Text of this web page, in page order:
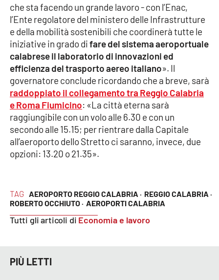
EDIZIONI
LOCALI
Catanzaro
Crotone
Vibo Valentia
Reggio Calabria
PROGETTI
SPECIALI
TAG AEROPORTO REGGIO CALABRIA · REGGIO CALABRIA ·
ROBERTO OCCHIUTO · AEROPORTI CALABRIA
Tutti gli articoli di Economia e lavoro
che sta facendo un grande lavoro - con l’Enac,
l’Ente regolatore del ministero delle Infrastrutture
e della mobilità sostenibili che coordinerà tutte le
iniziative in grado difare del sistema aeroportuale
calabrese il laboratorio di innovazioni ed
efficienza del trasporto aereo italiano». Il
governatore conclude ricordando che a breve, sarà
raddoppiato il collegamento tra Reggio Calabria
e Roma Fiumicino: «La città eterna sarà
raggiungibile con un volo alle 6.30 e con un
secondo alle 15.15; per rientrare dalla Capitale
all’aeroporto dello Stretto ci saranno, invece, due
opzioni: 13.20 o 21.35».
PIÙ LETTI